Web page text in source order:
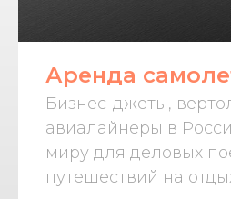
Аренда
Бизнес-джеты,
авиалайнеры в
миру для деловых
путешествий на